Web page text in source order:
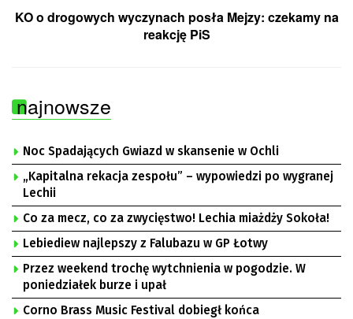
KO o drogowych wyczynach posła Mejzy: czekamy na
reakcję PiS
najnowsze
Noc Spadających Gwiazd w skansenie w Ochli
„Kapitalna rekacja zespołu” – wypowiedzi po wygranej
Lechii
Co za mecz, co za zwycięstwo! Lechia miażdży Sokoła!
Lebiediew najlepszy z Falubazu w GP Łotwy
Przez weekend trochę wytchnienia w pogodzie. W
poniedziałek burze i upał
Corno Brass Music Festival dobiegł końca